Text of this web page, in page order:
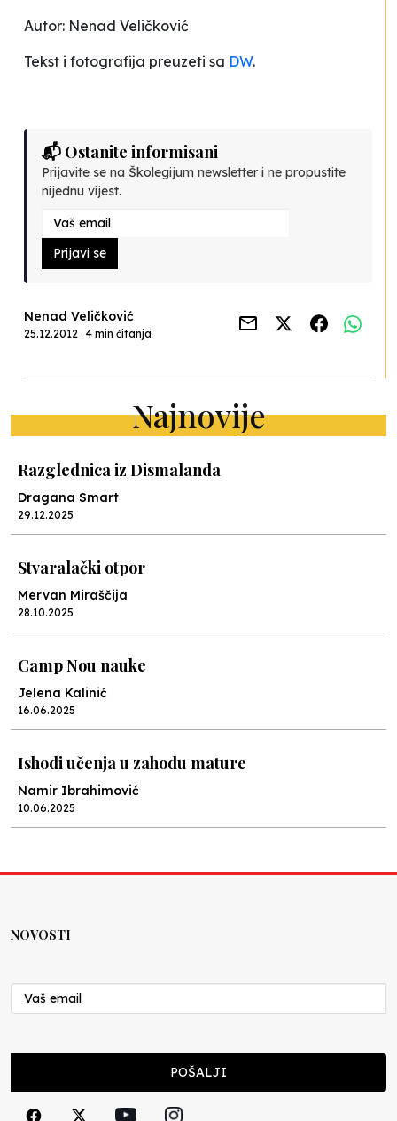
Autor: Nenad Veličković
Tekst i fotografija preuzeti sa DW.
📬 Ostanite informisani
Prijavite se na Školegijum newsletter i ne propustite
nijednu vijest.
Prijavi se
Nenad Veličković
25.12.2012 · 4 min čitanja
Najnovije
Razglednica iz Dismalanda
Dragana Smart
29.12.2025
Stvaralački otpor
Mervan Miraščija
28.10.2025
Camp Nou nauke
Jelena Kalinić
16.06.2025
Ishodi učenja u zahodu mature
Namir Ibrahimović
10.06.2025
Nenad Veličković
29.10.2024
Cuke i djeca
NOVOSTI
POŠALJI